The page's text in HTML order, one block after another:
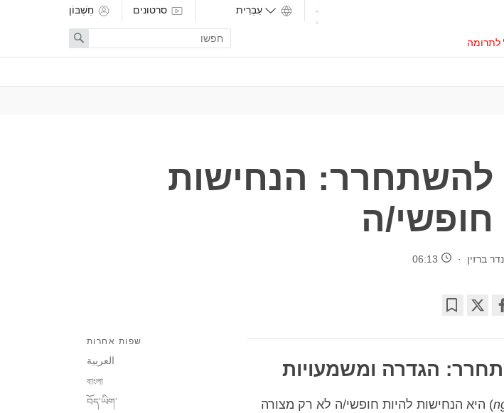
לתרומה
סרטונים חֶשְׁבּוֹן
Enter
search
term
Search
הנחישות
חופשי/ה
ברזין 06:13
שפות אחרות
العربية
বাংলা
བོད་ཡིག་
הגדרה ומשמעויות
) היא הנחישות להיות חופשי/ה לא רק מצורה